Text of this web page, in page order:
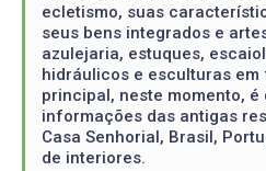
ecletismo, suas
seus bens integrados e
azulejaria, estuques,
hidráulicos e esculturas em
principal, neste momento,
informações das antigas
Casa Senhorial, Brasil,
de interiores.